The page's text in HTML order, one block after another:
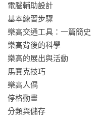
電腦輔助設計
基本練習步驟
樂高交通工具：一篇簡史
樂高背後的科學
樂高的展出與活動
馬賽克技巧
樂高人偶
停格動畫
分類與儲存